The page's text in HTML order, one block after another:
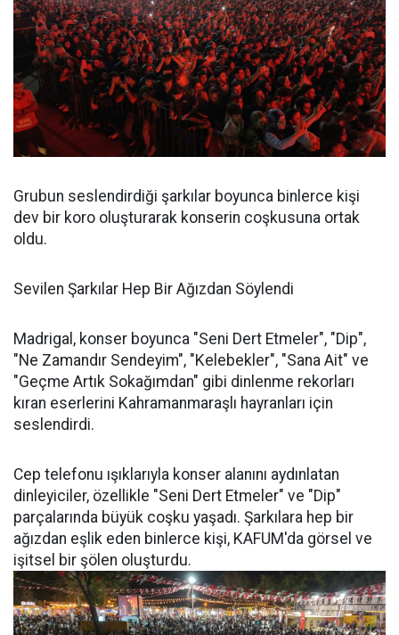
Grubun seslendirdiği şarkılar boyunca binlerce kişi
dev bir koro oluşturarak konserin coşkusuna ortak
oldu.
Sevilen Şarkılar Hep Bir Ağızdan Söylendi
Madrigal, konser boyunca "Seni Dert Etmeler", "Dip",
"Ne Zamandır Sendeyim", "Kelebekler", "Sana Ait" ve
"Geçme Artık Sokağımdan" gibi dinlenme rekorları
kıran eserlerini Kahramanmaraşlı hayranları için
seslendirdi.
Cep telefonu ışıklarıyla konser alanını aydınlatan
dinleyiciler, özellikle "Seni Dert Etmeler" ve "Dip"
parçalarında büyük coşku yaşadı. Şarkılara hep bir
ağızdan eşlik eden binlerce kişi, KAFUM'da görsel ve
işitsel bir şölen oluşturdu.